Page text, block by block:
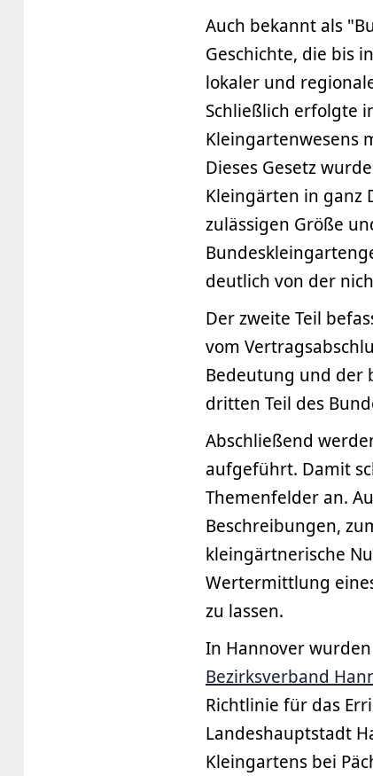
Auch bekannt als
Geschichte, die bis
lokaler und
Schließlich erfolgte
Kleingartenwesens
Dieses Gesetz
Kleingärten in ganz
zulässigen Größe
deutlich von der
Der zweite Teil
vom
Bedeutung und der
dritten Teil des
Abschließend
aufgeführt. Damit
Themenfelder an.
Beschreibungen,
kleingärtnerische
Wertermittlung
zu lassen.
In Hannover
Bezirksverband
Richtlinie für das
Landeshauptstadt
Kleingartens bei